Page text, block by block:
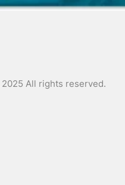
2025 All rights reserved.